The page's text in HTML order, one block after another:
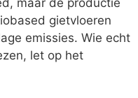
gietvloeren
emissies. Wie echt
let op het